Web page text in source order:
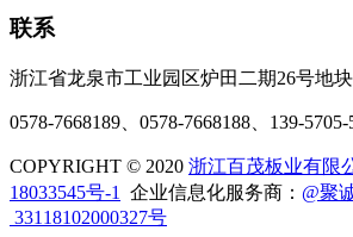
联系
浙江省龙泉市工业园区炉田二期26号地块
0578-7668189、0578-7668188、139-
COPYRIGHT © 2020 浙江百茂板业有限
18033545号-1
企业信息化服务商： @聚
33118102000327号